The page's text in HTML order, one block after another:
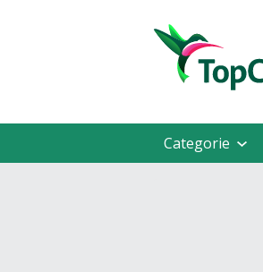
Categorie